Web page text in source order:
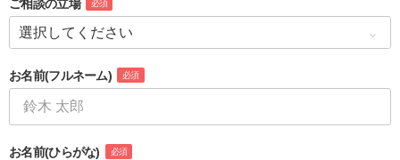
ご相談の立場 必須
お名前(フルネーム) 必須
お名前(ひらがな) 必須